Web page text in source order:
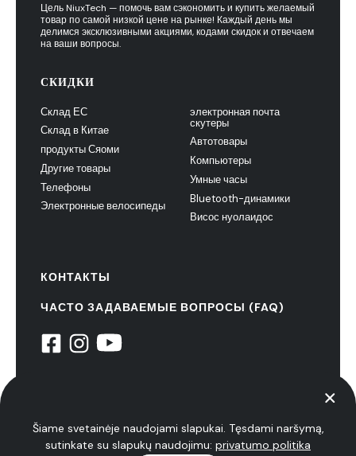
Цель NiuxTech — помочь вам сэкономить и купить желаемый
товар по самой низкой цене на рынке! Каждый день мы
делимся эксклюзивными акциями, кодами скидок и отвечаем
на ваши вопросы.
СКИДКИ
Склад ЕС
Склад в Китае
продукты Сяоми
Другие товары
Телефоны
Электронные велосипеды
электронная почта
скутеры
Автотовары
Компьютеры
Умные часы
Bluetooth-динамики
Висос нуолаидос
КОНТАКТЫ
ЧАСТО ЗАДАВАЕМЫЕ ВОПРОСЫ (FAQ)
Šiame svetainėje naudojami slapukai. Tęsdami naršymą,
sutinkate su slapukų naudojimu: privatumo politika